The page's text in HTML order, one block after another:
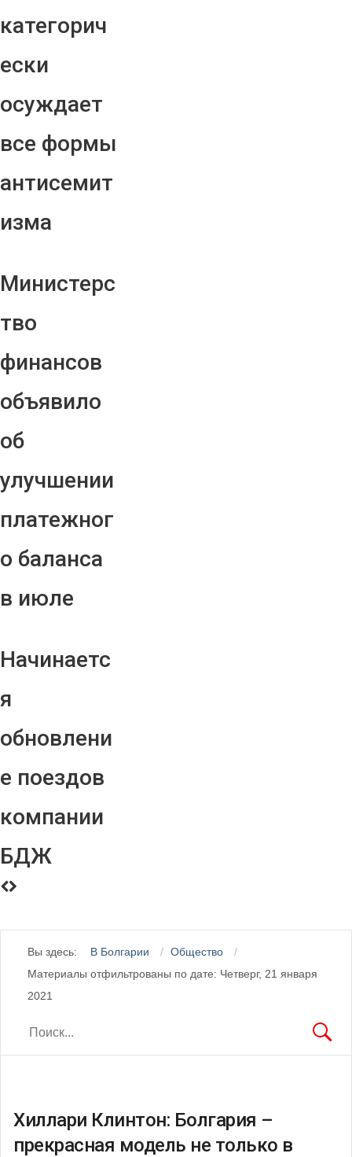
категорич
ески
осуждает
все формы
антисемит
изма
Министерс
тво
финансов
объявило
об
улучшении
платежног
о баланса
в июле
Начинаетс
я
обновлени
е поездов
компании
БДЖ
Вы здесь: В Болгарии
Общество
Материалы отфильтрованы по дате: Четверг, 21 января
2021
Хиллари Клинтон: Болгария –
прекрасная модель не только в